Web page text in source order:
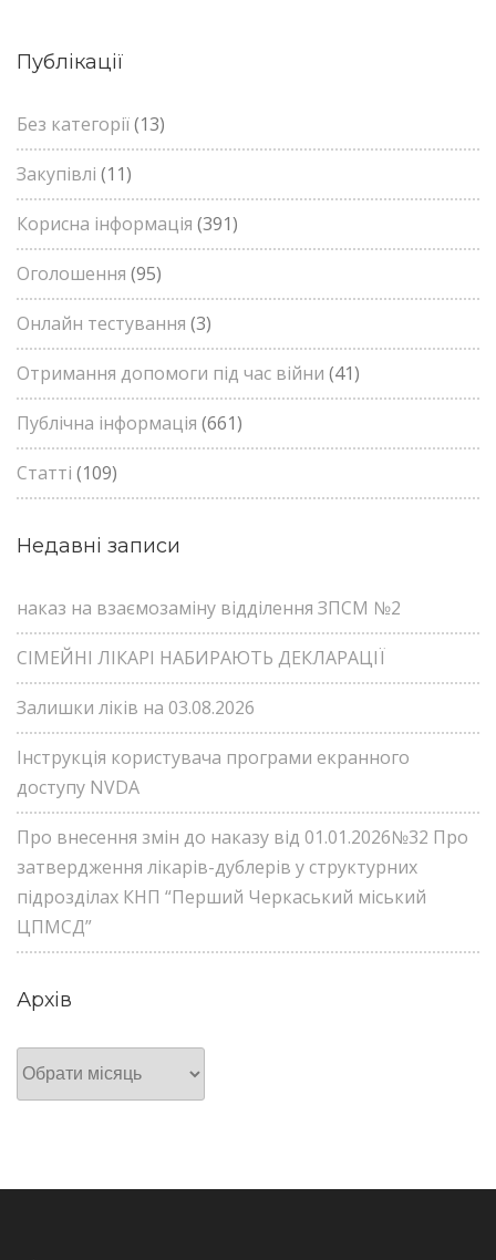
Публікації
Без категорії(13)
Закупівлі (11)
Корисна інформація (391)
Оголошення (95)
Онлайн тестування (3)
Отримання допомоги під час війни (41)
Публічна інформація (661)
Статті (109)
Недавні записи
наказ на взаємозаміну відділення ЗПСМ №2
СІМЕЙНІ ЛІКАРІ НАБИРАЮТЬ ДЕКЛАРАЦІЇ
Залишки ліків на 03.08.2026
Інструкція користувача програми екранного
доступу NVDA
Про внесення змін до наказу від 01.01.2026№32 Про
затвердження лікарів-дублерів у структурних
підрозділах КНП “Перший Черкаський міський
ЦПМСД”
Архів
Архів